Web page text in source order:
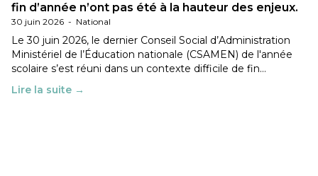
fin d’année n’ont pas été à la hauteur des enjeux.
30 juin 2026 - National
Le 30 juin 2026, le dernier Conseil Social d’Administration
Ministériel de l’Éducation nationale (CSAMEN) de l'année
scolaire s’est réuni dans un contexte difficile de fin…
Lire la suite →